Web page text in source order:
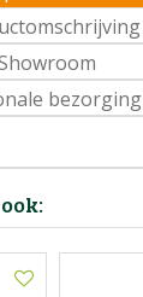
bezorging